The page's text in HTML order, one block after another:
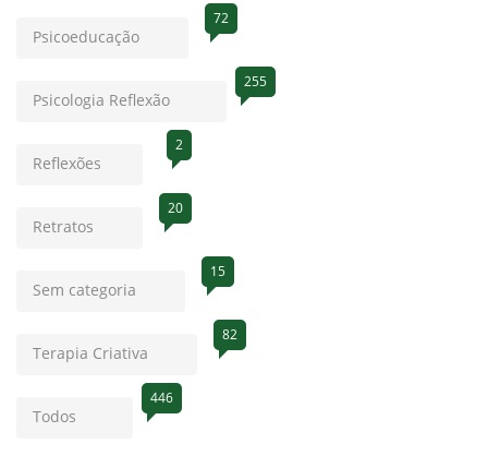
Psicoeducação
72
Psicologia Reflexão
255
Reflexões
2
Retratos
20
Sem categoria
15
Terapia Criativa
82
Todos
446